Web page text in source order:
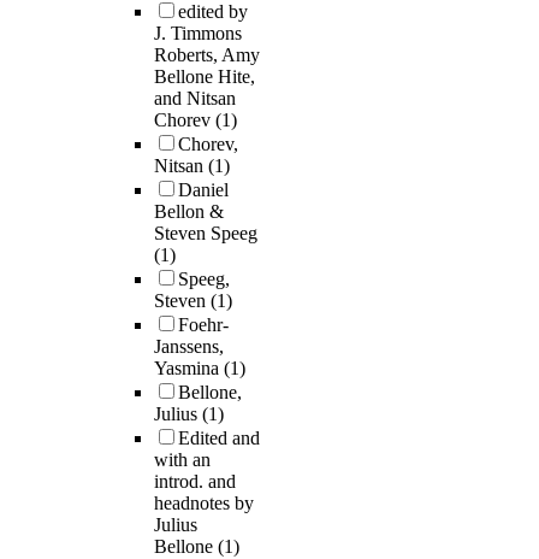
edited by
J. Timmons
Roberts, Amy
Bellone Hite,
and Nitsan
Chorev (1)
Chorev,
Nitsan (1)
Daniel
Bellon &
Steven Speeg
(1)
Speeg,
Steven (1)
Foehr-
Janssens,
Yasmina (1)
Bellone,
Julius (1)
Edited and
with an
introd. and
headnotes by
Julius
Bellone (1)